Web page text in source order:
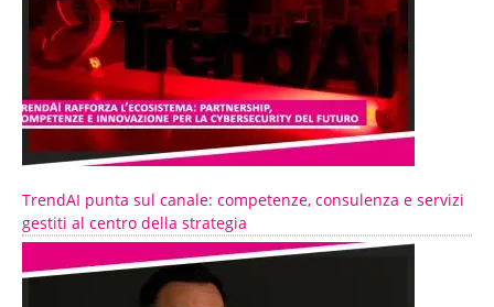
TrendAI punta sul canale: competenze, consulenza e servizi
gestiti al centro della strategia